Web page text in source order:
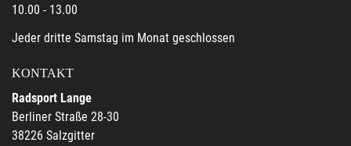
10.00 - 13.00
Jeder dritte Samstag im Monat geschlossen
KONTAKT
Radsport Lange
Berliner Straße 28-30
38226 Salzgitter